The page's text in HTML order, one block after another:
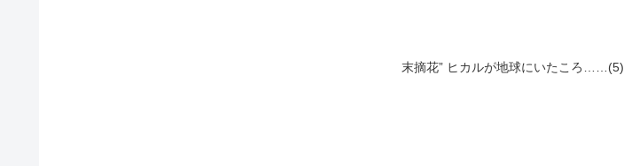
末摘花” ヒカルが地球にいたころ……(5)